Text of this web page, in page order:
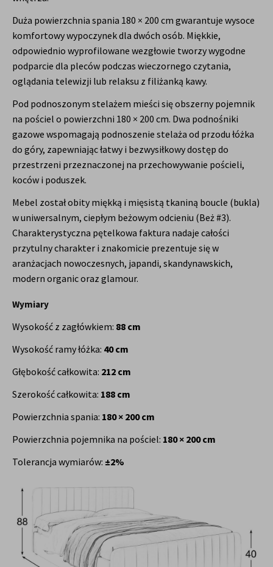
Duża powierzchnia spania 180 × 200 cm gwarantuje wysoce
komfortowy wypoczynek dla dwóch osób. Miękkie,
odpowiednio wyprofilowane wezgłowie tworzy wygodne
podparcie dla pleców podczas wieczornego czytania,
oglądania telewizji lub relaksu z filiżanką kawy.
Pod podnoszonym stelażem mieści się obszerny pojemnik
na pościel o powierzchni 180 × 200 cm. Dwa podnośniki
gazowe wspomagają podnoszenie stelaża od przodu łóżka
do góry, zapewniając łatwy i bezwysiłkowy dostęp do
przestrzeni przeznaczonej na przechowywanie pościeli,
koców i poduszek.
Mebel został obity miękką i mięsistą tkaniną boucle (bukla)
w uniwersalnym, ciepłym beżowym odcieniu (Beż #3).
Charakterystyczna pętelkowa faktura nadaje całości
przytulny charakter i znakomicie prezentuje się w
aranżacjach nowoczesnych, japandi, skandynawskich,
modern organic oraz glamour.
Wymiary
Wysokość z zagłówkiem: 88 cm
Wysokość ramy łóżka: 40 cm
Głębokość całkowita: 212 cm
Szerokość całkowita: 188 cm
Powierzchnia spania: 180 × 200 cm
Powierzchnia pojemnika na pościel: 180 × 200 cm
Tolerancja wymiarów: ±2%